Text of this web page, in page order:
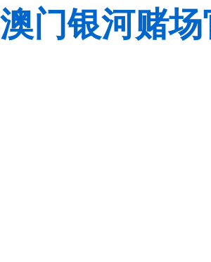
澳门银河赌